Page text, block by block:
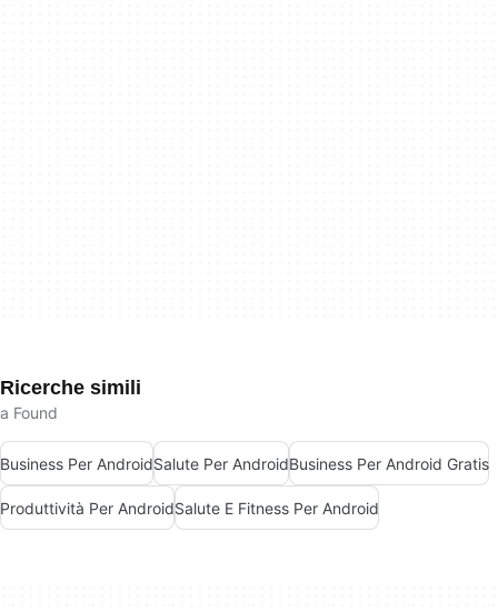
Ricerche simili
a Found
Business Per AndroidSalute Per AndroidBusiness Per Android Gratis
Produttività Per AndroidSalute E Fitness Per Android